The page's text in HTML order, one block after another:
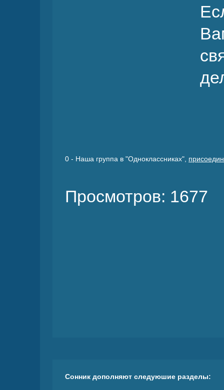
0 - Наша группа в "Одноклассниках",
Просмотров: 1677
Сонник дополняют следуюшие разделы: